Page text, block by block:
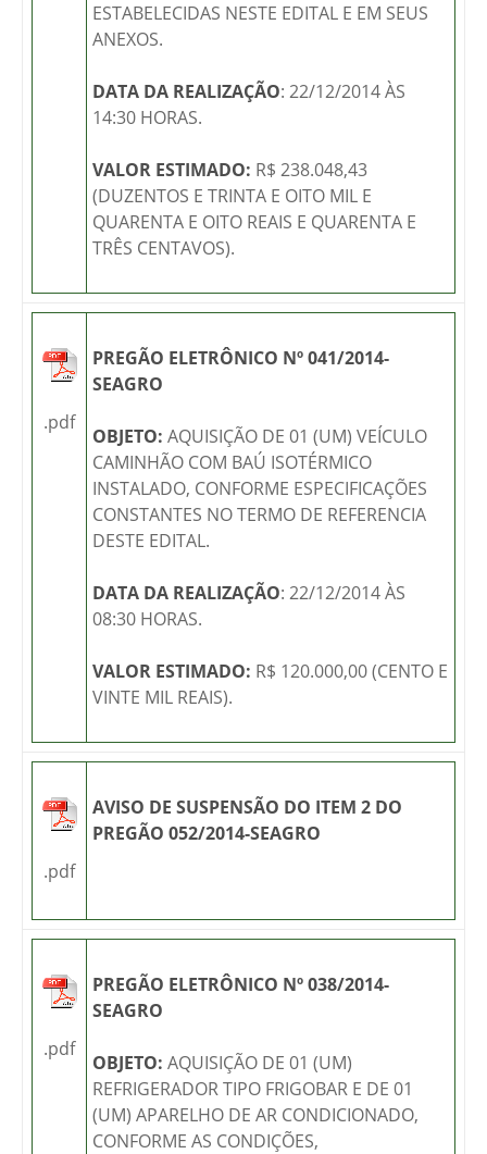
ESTABELECIDAS NESTE EDITAL E EM SEUS
ANEXOS.
DATA DA REALIZAÇÃO: 22/12/2014 ÀS
14:30 HORAS.
VALOR ESTIMADO: R$ 238.048,43
(DUZENTOS E TRINTA E OITO MIL E
QUARENTA E OITO REAIS E QUARENTA E
TRÊS CENTAVOS).
.pdf
PREGÃO ELETRÔNICO Nº 041/2014-
SEAGRO
OBJETO: AQUISIÇÃO DE 01 (UM) VEÍCULO
CAMINHÃO COM BAÚ ISOTÉRMICO
INSTALADO, CONFORME ESPECIFICAÇÕES
CONSTANTES NO TERMO DE REFERENCIA
DESTE EDITAL.
DATA DA REALIZAÇÃO: 22/12/2014 ÀS
08:30 HORAS.
VALOR ESTIMADO: R$ 120.000,00 (CENTO E
VINTE MIL REAIS).
.pdf
AVISO DE SUSPENSÃO DO ITEM 2 DO
PREGÃO 052/2014-SEAGRO
.pdf
PREGÃO ELETRÔNICO Nº 038/2014-
SEAGRO
OBJETO: AQUISIÇÃO DE 01 (UM)
REFRIGERADOR TIPO FRIGOBAR E DE 01
(UM) APARELHO DE AR CONDICIONADO,
CONFORME AS CONDIÇÕES,